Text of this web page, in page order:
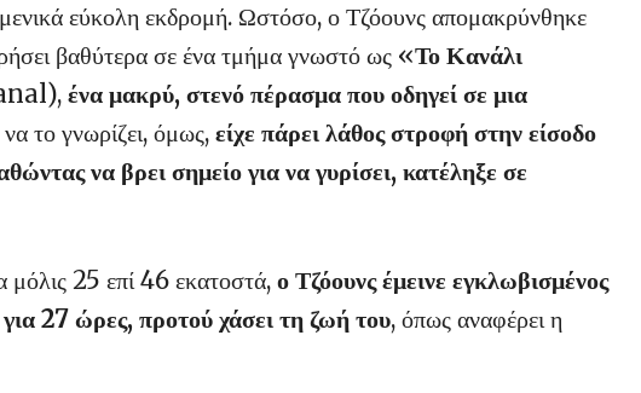
εύκολη εκδρομή. Ωστόσο, ο Τζόουνς απομακρύνθηκε
βαθύτερα σε ένα τμήμα γνωστό ως «Το Κανάλι
ένα μακρύ, στενό πέρασμα που οδηγεί σε μια
το γνωρίζει, όμως, είχε πάρει λάθος στροφή στην είσοδο
να βρει σημείο για να γυρίσει, κατέληξε σε
μόλις 25 επί 46 εκατοστά,ο Τζόουνς έμεινε εγκλωβισμένος
27 ώρες, προτού χάσει τη ζωή του, όπως αναφέρει η